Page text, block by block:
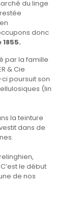
du linge
donc
par la famille
& Cie
poursuit son
(lin
la teinture
dans de
le début
de nos